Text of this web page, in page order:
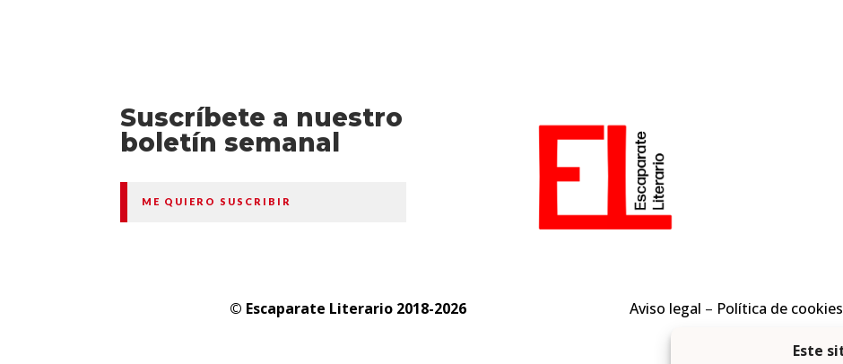
Suscríbete a nuestro
boletín semanal
ME QUIERO SUSCRIBIR
© Escaparate Literario 2018-2026 Aviso legal – Política de cookies